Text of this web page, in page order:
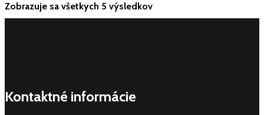
Zobrazuje sa všetkych 5 výsledkov
Kontaktné informácie